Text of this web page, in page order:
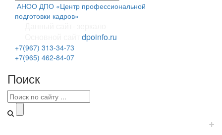
АНОО ДПО «Центр профессиональной
подготовки кадров»
dpoinfo.ru
+7(967) 313-34-73
+7(965) 462-84-07
Поиск
+